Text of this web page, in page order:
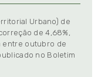
Urbano) de
de 4,68%,
entre outubro de
no Boletim